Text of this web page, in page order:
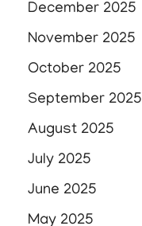
December 2025
November 2025
October 2025
September 2025
August 2025
July 2025
June 2025
May 2025